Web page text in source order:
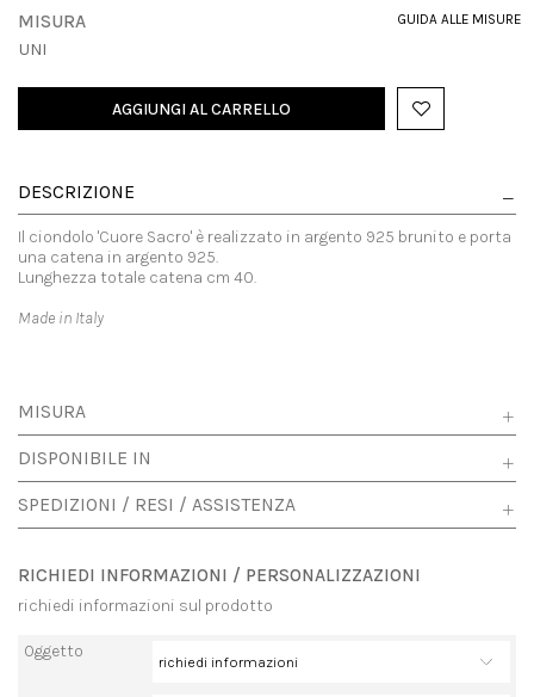
GUIDA ALLE MISURE
MISURA
UNI
AGGIUNGI AL CARRELLO
DESCRIZIONE
Il ciondolo 'Cuore Sacro' è realizzato in argento 925 brunito e porta
una catena in argento 925.
Lunghezza totale catena cm 40.
Made in Italy
MISURA
DISPONIBILE IN
SPEDIZIONI / RESI / ASSISTENZA
RICHIEDI INFORMAZIONI / PERSONALIZZAZIONI
richiedi informazioni sul prodotto
Oggetto